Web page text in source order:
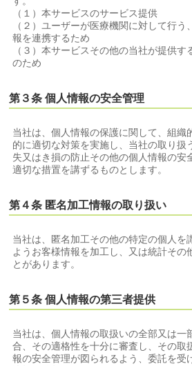
（１）本サービスのサービス提供
（２）ユーザーが医療機関に対して行
報を連携するため
（３）本サービスその他の当社が提供
のため
第３条 個人情報の安全管理
当社は、個人情報の保護に関して、組織
的に適切な対策を実施し、当社の取り扱
失又はき損の防止その他の個人情報の安
適切な措置を講ずるものとします。
第４条 匿名加工情報の取り扱い
当社は、匿名加工その他の特定の個人を
ようお客様情報を加工し、又は統計その
とがあります。
第５条 個人情報の第三者提供
当社は、個人情報の取扱いの全部又は一
合、その適格性を十分に審査し、その取
報の安全管理が図られるよう、委託を受